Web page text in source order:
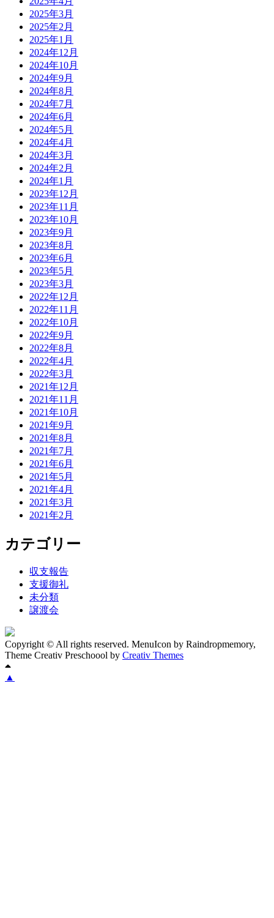
2025年3月
2025年2月
2025年1月
2024年12月
2024年10月
2024年9月
2024年8月
2024年7月
2024年6月
2024年5月
2024年4月
2024年3月
2024年2月
2024年1月
2023年12月
2023年11月
2023年10月
2023年9月
2023年8月
2023年6月
2023年5月
2023年3月
2022年12月
2022年11月
2022年10月
2022年9月
2022年8月
2022年4月
2022年3月
2021年12月
2021年11月
2021年10月
2021年9月
2021年8月
2021年7月
2021年6月
2021年5月
2021年4月
2021年3月
2021年2月
カテゴリー
収支報告
支援御礼
未分類
譲渡会
Copyright © All rights reserved. MenuIcon by Raindropmemory,
Theme Creativ Preschoool by Creativ Themes
▲